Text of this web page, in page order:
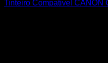
Tinteiro Compativel CANON